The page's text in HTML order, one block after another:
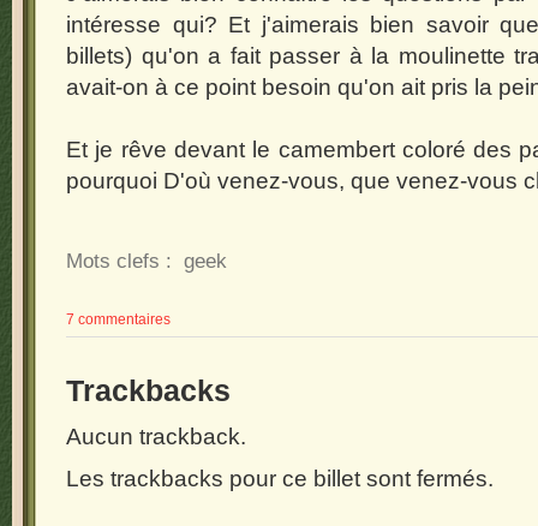
intéresse qui? Et j'aimerais bien savoir
billets) qu'on a fait passer à la moulinette
avait-on à ce point besoin qu'on ait pris la
Et je rêve devant le camembert coloré des
pourquoi D'où venez-vous, que venez-vous
Mots clefs : geek
7 commentaires
Trackbacks
Aucun trackback.
Les trackbacks pour ce billet sont fermés.